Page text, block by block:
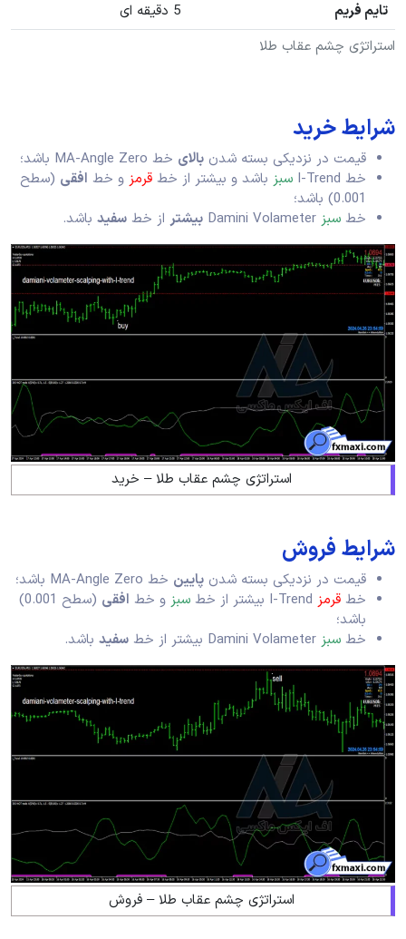
استراتژی چشم عقاب طلا
تایم فریم
5 دقیقه ای
شرایط خرید
قیمت در نزدیکی بسته شدن بالای خط MA-Angle Zero باشد؛
خط I-Trend
سبز باشد و بیشتر از خط قرمز و خط افقی (سطح
0.001) باشد؛
خط سبز بیشتر از خط سفید باشد.
استراتژی چشم عقاب طلا – خرید
شرایط فروش
قیمت در نزدیکی بسته شدن پایین خط MA-Angle Zero باشد؛
خط قرمز سبز و خط افقی
(سطح 0.001)
باشد؛
خط سبز سفید باشد.
استراتژی چشم عقاب طلا – فروش